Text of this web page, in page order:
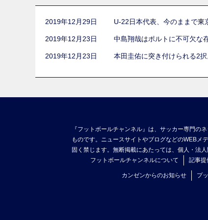
2019年12月29日 U-22日本代表、今のままで東
2019年12月23日 中島翔哉はポルトに不可欠な
2019年12月23日 本田圭佑に突き付けられる2
『フットボールチャンネル』は、サッカー専門の
ものです。ニュースサイトやブログなどのWEBメ
固く禁じます。無断掲載にあたっては、個人・法
フットボールチャンネルについて
記事提
カンゼンからのお知らせ プ